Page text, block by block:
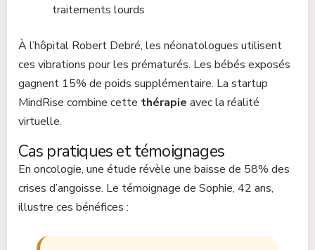
traitements lourds
À l’hôpital Robert Debré, les néonatologues utilisent
ces vibrations pour les prématurés. Les bébés exposés
gagnent 15% de poids supplémentaire. La startup
MindRise combine cette thérapie avec la réalité
virtuelle.
Cas pratiques et témoignages
En oncologie, une étude révèle une baisse de 58% des
crises d’angoisse. Le témoignage de Sophie, 42 ans,
illustre ces bénéfices :